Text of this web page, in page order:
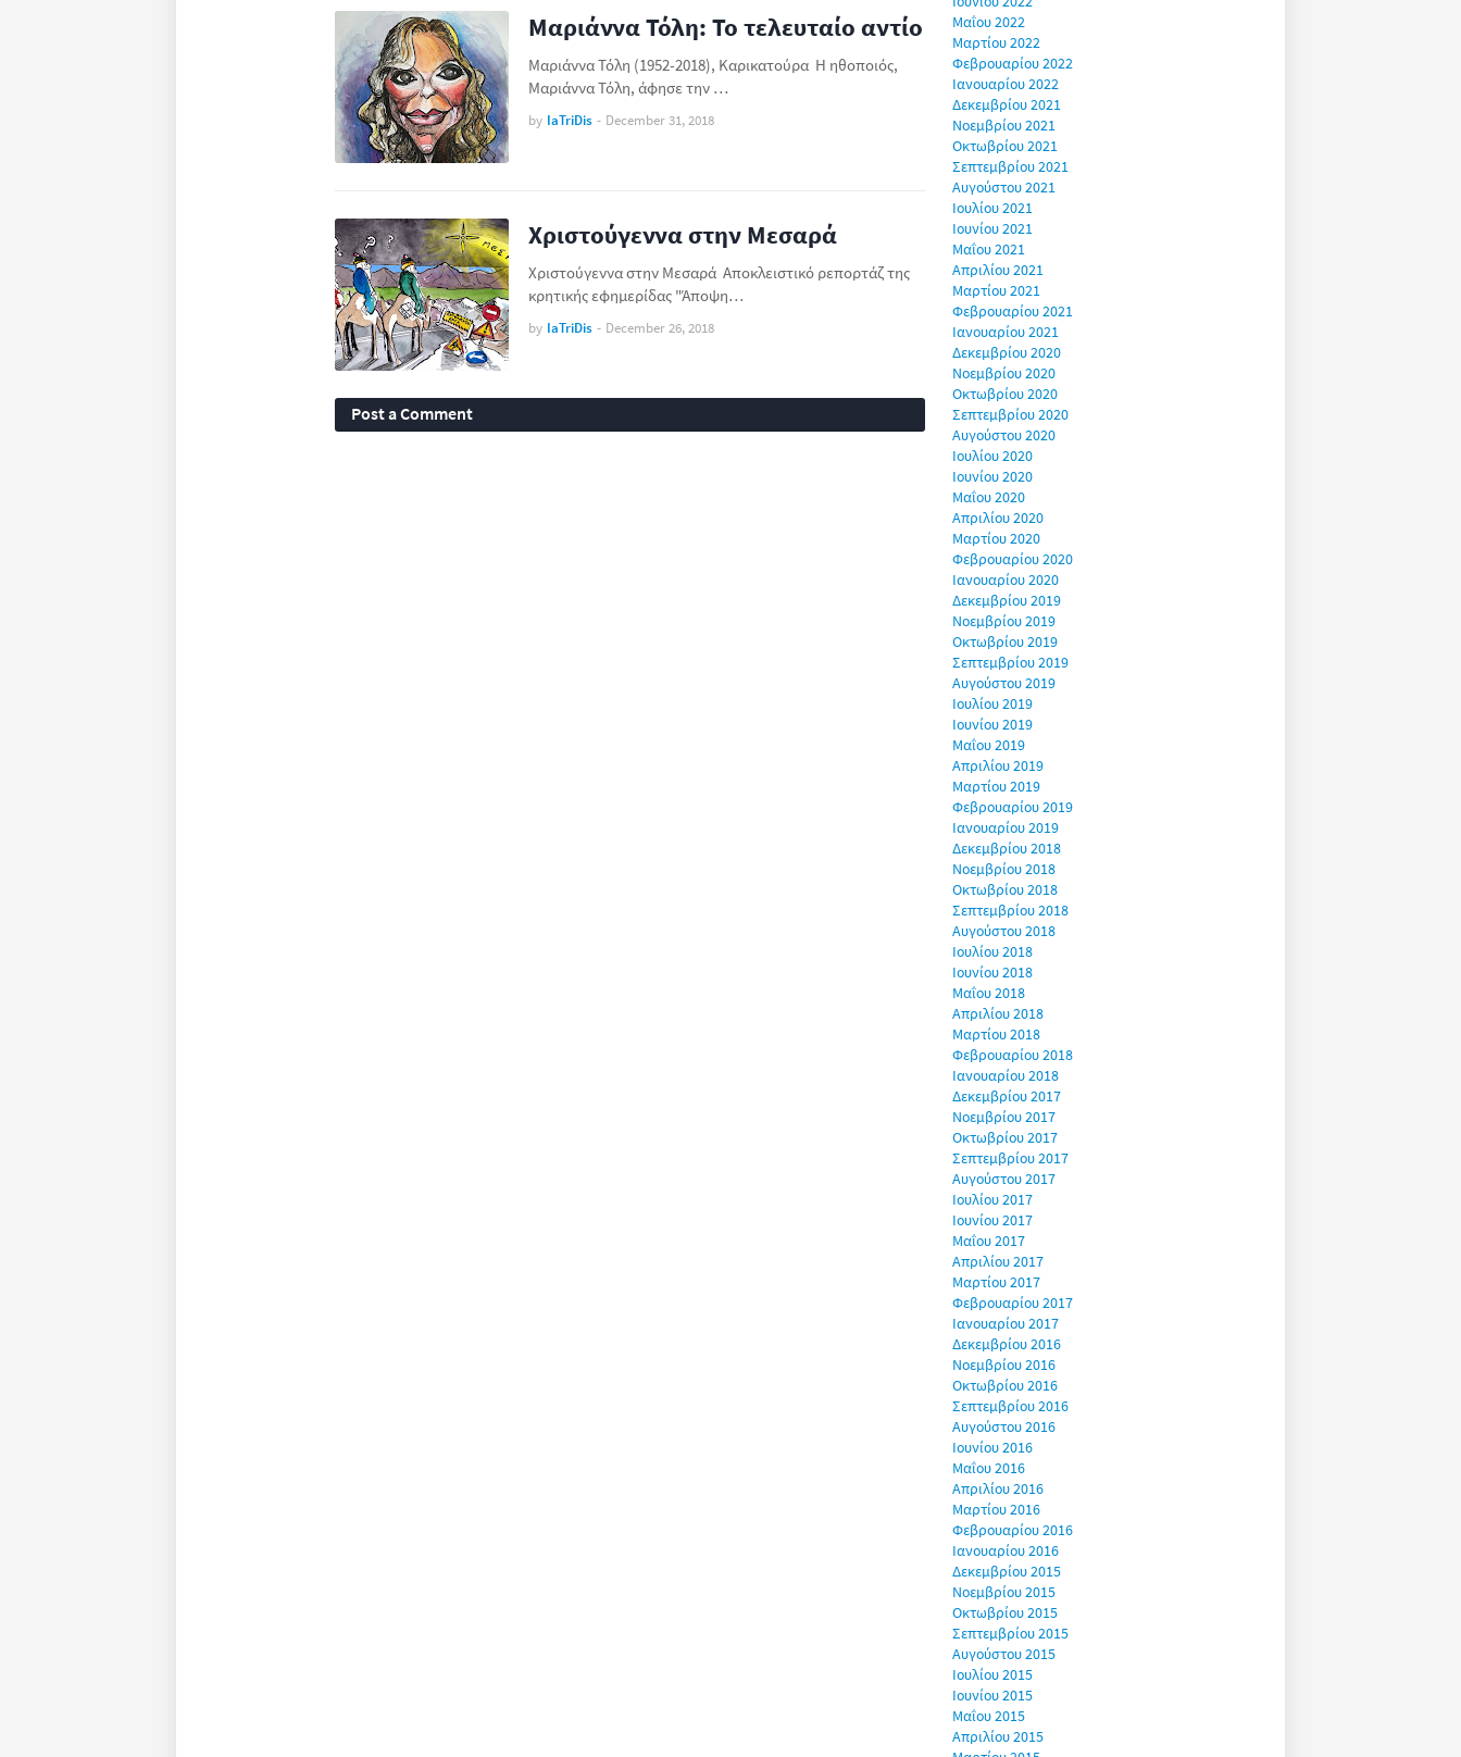
Μαριάννα Τόλη: Το τελευταίο αντίο
Μαριάννα Τόλη (1952-2018), Καρικατούρα Η ηθοποιός,
Μαριάννα Τόλη, άφησε την …
by IaTriDis - December 31, 2018
Χριστούγεννα στην Μεσαρά
Χριστούγεννα στην Μεσαρά Αποκλειστικό ρεπορτάζ της
κρητικής εφημερίδας "Άποψη…
by IaTriDis - December 26, 2018
Post a Comment
Μαΐου 2022
Μαρτίου 2022
Φεβρουαρίου 2022
Ιανουαρίου 2022
Δεκεμβρίου 2021
Νοεμβρίου 2021
Οκτωβρίου 2021
Σεπτεμβρίου 2021
Αυγούστου 2021
Ιουλίου 2021
Ιουνίου 2021
Μαΐου 2021
Απριλίου 2021
Μαρτίου 2021
Φεβρουαρίου 2021
Ιανουαρίου 2021
Δεκεμβρίου 2020
Νοεμβρίου 2020
Οκτωβρίου 2020
Σεπτεμβρίου 2020
Αυγούστου 2020
Ιουλίου 2020
Ιουνίου 2020
Μαΐου 2020
Απριλίου 2020
Μαρτίου 2020
Φεβρουαρίου 2020
Ιανουαρίου 2020
Δεκεμβρίου 2019
Νοεμβρίου 2019
Οκτωβρίου 2019
Σεπτεμβρίου 2019
Αυγούστου 2019
Ιουλίου 2019
Ιουνίου 2019
Μαΐου 2019
Απριλίου 2019
Μαρτίου 2019
Φεβρουαρίου 2019
Ιανουαρίου 2019
Δεκεμβρίου 2018
Νοεμβρίου 2018
Οκτωβρίου 2018
Σεπτεμβρίου 2018
Αυγούστου 2018
Ιουλίου 2018
Ιουνίου 2018
Μαΐου 2018
Απριλίου 2018
Μαρτίου 2018
Φεβρουαρίου 2018
Ιανουαρίου 2018
Δεκεμβρίου 2017
Νοεμβρίου 2017
Οκτωβρίου 2017
Σεπτεμβρίου 2017
Αυγούστου 2017
Ιουλίου 2017
Ιουνίου 2017
Μαΐου 2017
Απριλίου 2017
Μαρτίου 2017
Φεβρουαρίου 2017
Ιανουαρίου 2017
Δεκεμβρίου 2016
Νοεμβρίου 2016
Οκτωβρίου 2016
Σεπτεμβρίου 2016
Αυγούστου 2016
Ιουνίου 2016
Μαΐου 2016
Απριλίου 2016
Μαρτίου 2016
Φεβρουαρίου 2016
Ιανουαρίου 2016
Δεκεμβρίου 2015
Νοεμβρίου 2015
Οκτωβρίου 2015
Σεπτεμβρίου 2015
Αυγούστου 2015
Ιουλίου 2015
Ιουνίου 2015
Μαΐου 2015
Απριλίου 2015